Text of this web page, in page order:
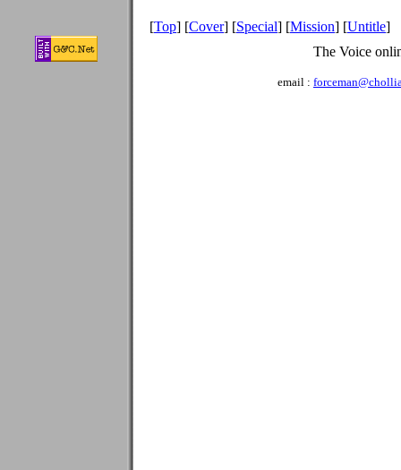
[Top] [Cover] [Special] [Mission] [Untitle]
The Voice
email :